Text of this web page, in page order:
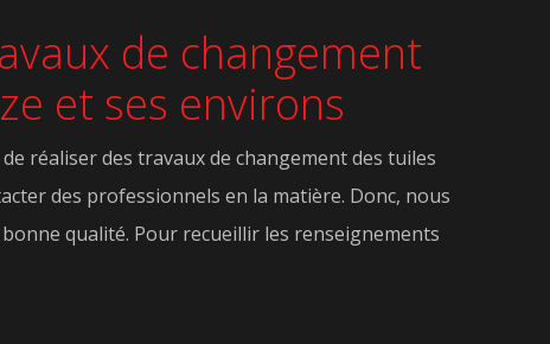
de changement
et ses environs
réaliser des travaux de changement des tuiles
des professionnels en la matière. Donc, nous
qualité. Pour recueillir les renseignements